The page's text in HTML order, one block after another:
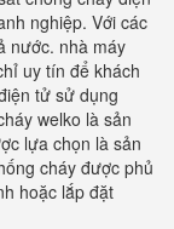
nghiệp. Với các
nước. nhà máy
uy tín để khách
tử sử dụng
welko là sản
lựa chọn là sản
cháy được phủ
hoặc lắp đặt